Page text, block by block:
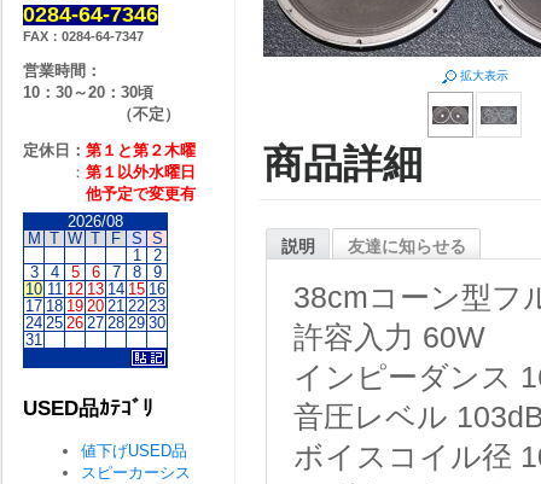
拡大表示
商品詳細
説明 友達に知らせる
38cmコーン型
許容入力 60W
インピーダンス
音圧レベル
ボイスコイル径
0284-64-7346
FAX：0284-64-7347
営業時間：
10：30～20：30頃
（不定）
定休日： 第１と第２木曜
： 第１以外水曜日
他予定で変更有
2026/08
M T W T F S S
1
2
3
4 5 6 7 8
9
10 11 12 13 14 15 16
17 18 19 20 21 22 23
24 25 26 27 28 29 30
31
USED品ｶﾃｺﾞﾘ
値下げUSED品
スピーカーシス